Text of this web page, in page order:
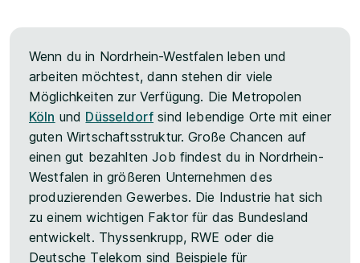
Wenn du in Nordrhein-Westfalen leben und
arbeiten möchtest, dann stehen dir viele
Möglichkeiten zur Verfügung. Die Metropolen
Köln und Düsseldorf sind lebendige Orte mit einer
guten Wirtschaftsstruktur. Große Chancen auf
einen gut bezahlten Job findest du in Nordrhein-
Westfalen in größeren Unternehmen des
produzierenden Gewerbes. Die Industrie hat sich
zu einem wichtigen Faktor für das Bundesland
entwickelt. Thyssenkrupp, RWE oder die
Deutsche Telekom sind Beispiele für